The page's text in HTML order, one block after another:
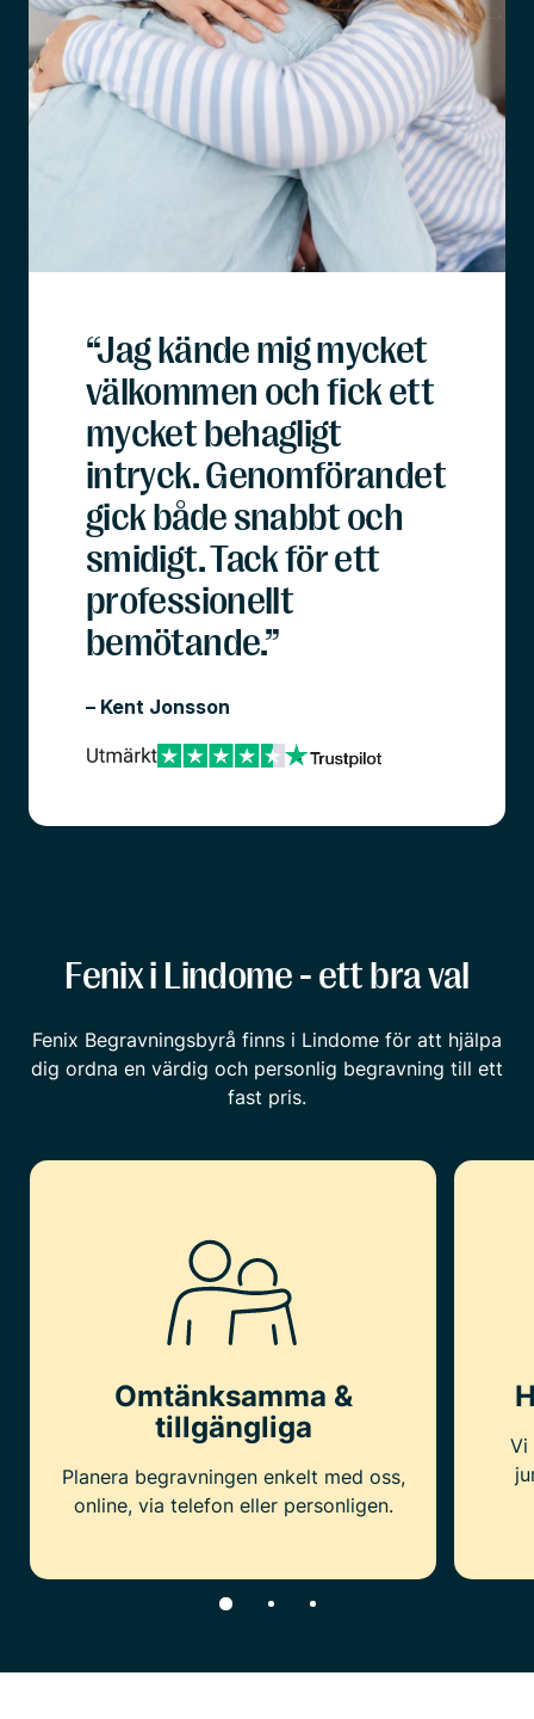
“Jag kände mig mycket
välkommen och fick ett
mycket behagligt
intryck. Genomförandet
gick både snabbt och
smidigt. Tack för ett
professionellt
bemötande.”
– Kent Jonsson
Fenix i Lindome - ett bra val
Fenix Begravningsbyrå finns i Lindome för att hjälpa
dig ordna en värdig och personlig begravning till ett
fast pris.
Omtänksamma &
tillgängliga
Planera begravningen enkelt med oss,
online, via telefon eller personligen.
Vi